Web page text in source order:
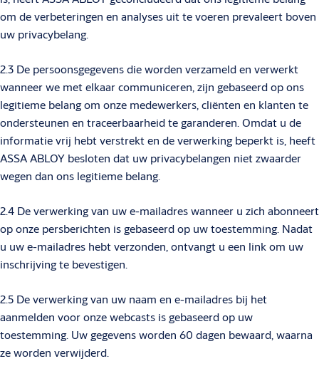
om de verbeteringen en analyses uit te voeren prevaleert boven
uw privacybelang.
2.3 De persoonsgegevens die worden verzameld en verwerkt
wanneer we met elkaar communiceren, zijn gebaseerd op ons
legitieme belang om onze medewerkers, cliënten en klanten te
ondersteunen en traceerbaarheid te garanderen. Omdat u de
informatie vrij hebt verstrekt en de verwerking beperkt is, heeft
ASSA ABLOY besloten dat uw privacybelangen niet zwaarder
wegen dan ons legitieme belang.
2.4 De verwerking van uw e-mailadres wanneer u zich abonneert
op onze persberichten is gebaseerd op uw toestemming. Nadat
u uw e-mailadres hebt verzonden, ontvangt u een link om uw
inschrijving te bevestigen.
2.5 De verwerking van uw naam en e-mailadres bij het
aanmelden voor onze webcasts is gebaseerd op uw
toestemming. Uw gegevens worden 60 dagen bewaard, waarna
ze worden verwijderd.